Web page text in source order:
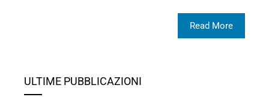
Read More
ULTIME PUBBLICAZIONI